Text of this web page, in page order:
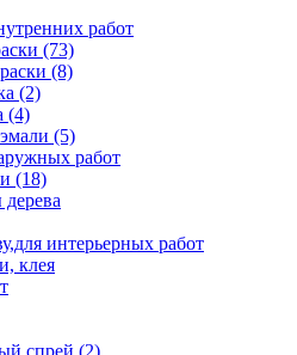
работ
(73)
(8)
(2)
(4)
(5)
работ
(18)
интерьерных работ
клея